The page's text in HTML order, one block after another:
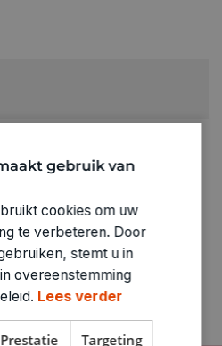
gebruik van
cookies om uw
te verbeteren. Door
stemt u in
overeenstemming
Lees verder
Prestatie Targeting